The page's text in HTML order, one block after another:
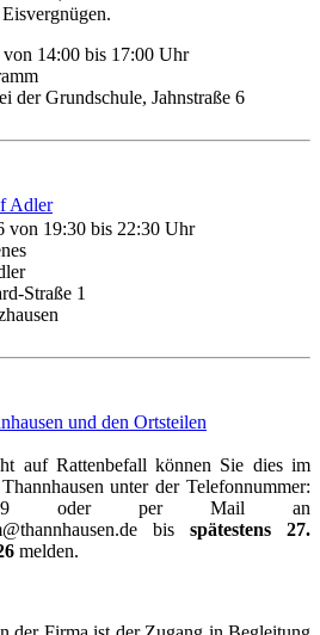
14:00 bis 17:00 Uhr
der Grundschule, Jahnstraße 6
Adler
von 19:30 bis 22:30 Uhr
Straße 1
und den Ortsteilen
auf Rattenbefall können Sie dies im
unter der Telefonnummer:
901-9 oder per Mail an
bis spätestens 27.
melden.